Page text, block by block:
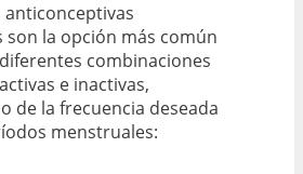
anticonceptivas
son la opción más común
combinaciones
e inactivas,
de la frecuencia deseada
menstruales: